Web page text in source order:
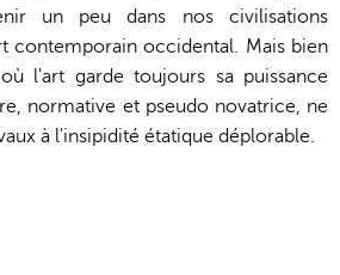
un peu dans nos civilisations
contemporain occidental. Mais bien
l'art garde toujours sa puissance
normative et pseudo novatrice, ne
à l'insipidité étatique déplorable.